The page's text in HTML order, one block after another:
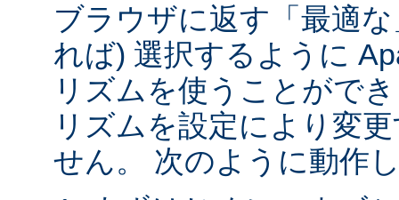
ブラウザに返す「最適
れば) 選択するように
リズムを使うことがで
リズムを設定により変
せん。 次のように動作